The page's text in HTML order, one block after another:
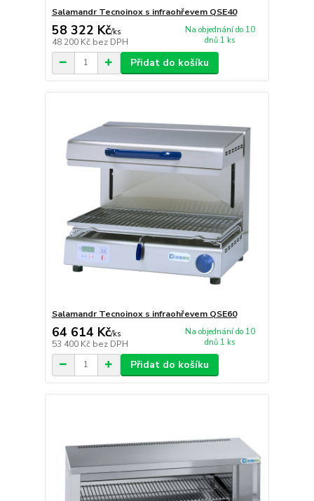
Salamandr Tecnoinox s infraohřevem QSE40
58 322 Kč/ks
48 200 Kč bez DPH
Na objednání do 10
dnů 1 ks
Přidat do košíku
Salamandr Tecnoinox s infraohřevem QSE60
64 614 Kč/ks
53 400 Kč bez DPH
Na objednání do 10
dnů 1 ks
Přidat do košíku